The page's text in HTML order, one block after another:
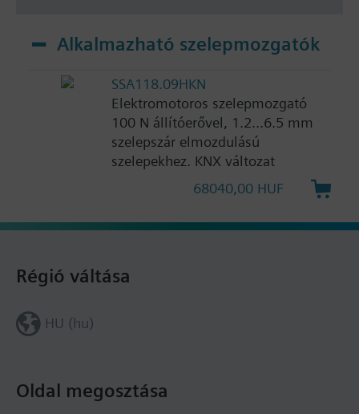
Alkalmazható szelepmozgatók
SSA118.09HKN
Elektromotoros szelepmozgató
100 N állítóerővel, 1.2...6.5 mm
szelepszár elmozdulású
szelepekhez. KNX változat
68040,00 HUF
Oldal megosztása
Régió váltása
HU (hu)